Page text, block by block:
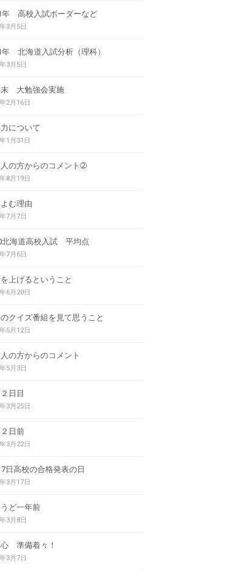
年 高校入試ボーダーなど
3月5日
年 北海道入試分析（理科）
3月5日
末 大勉強会実施
2月16日
について
1月31日
の方からのコメント➁
8月19日
む理由
7月7日
北海道高校入試 平均点
7月6日
上げるということ
6月20日
クイズ番組を見て思うこと
5月12日
の方からのコメント
5月3日
日目
3月25日
日前
3月22日
日高校の合格発表の日
3月17日
ど一年前
3月8日
心 準備着々！
3月7日